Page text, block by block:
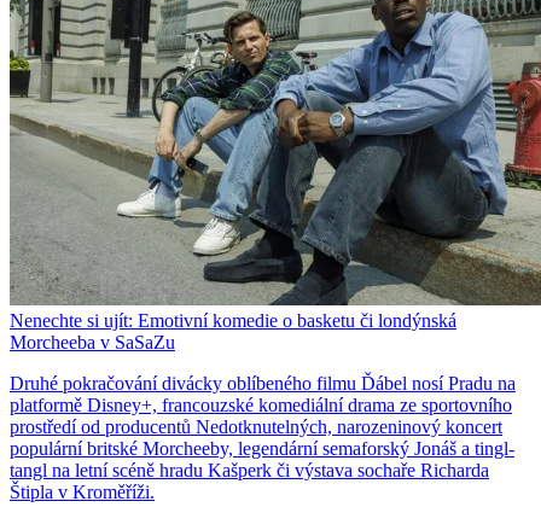
Nenechte si ujít: Emotivní komedie o basketu či londýnská
Morcheeba v SaSaZu
Druhé pokračování divácky oblíbeného filmu Ďábel nosí Pradu na
platformě Disney+, francouzské komediální drama ze sportovního
prostředí od producentů Nedotknutelných, narozeninový koncert
populární britské Morcheeby, legendární semaforský Jonáš a tingl-
tangl na letní scéně hradu Kašperk či výstava sochaře Richarda
Štipla v Kroměříži.